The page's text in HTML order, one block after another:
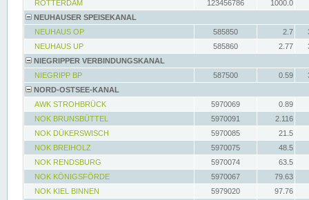
ROTTERDAM
123456786
1000.0
NEUHAUSER SPEISEKANAL
NEUHAUS OP
585850 2.7
NEUHAUS UP
585860 2.77
NIEGRIPPER VERBINDUNGSKANAL
NIEGRIPP BP
587500 0.59
NORD-OSTSEE-KANAL
AWK STROHBRÜCK
5970069
0.89
NOK BRUNSBÜTTEL
5970091
2.116
NOK DÜKERSWISCH
5970085
21.5
NOK BREIHOLZ
5970075
48.5
NOK RENDSBURG
5970074
63.5
NOK KÖNIGSFÖRDE
5970067
79.63
NOK KIEL BINNEN
5979020
97.76